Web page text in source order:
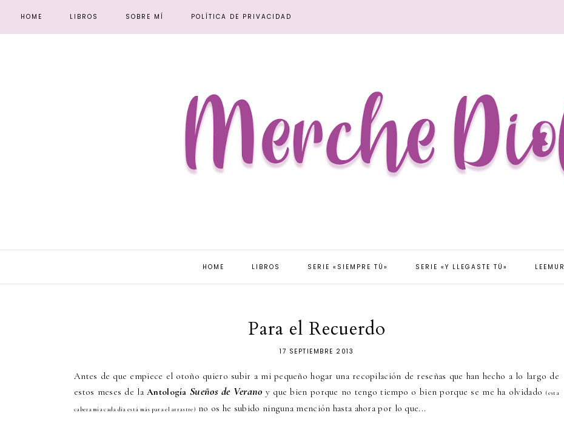
HOME LIBROS SOBRE MÍ POLÍTICA DE PRIVACIDAD
HOME LIBROS SERIE «SIEMPRE TÚ» SERIE «Y LLEGASTE TÚ» LEEMUR
Para el Recuerdo
17 SEPTIEMBRE 2013
Antes de que empiece el otoño quiero subir a mi pequeño hogar una recopilación de reseñas que han hecho a lo largo de
estos meses de laAntología Sueños de Verano y que bien porque no tengo tiempo o bien porque se me ha olvidado (esta
cabeza mía cada día está más para el arrastre) no os he subido ninguna mención hasta ahora por lo que...